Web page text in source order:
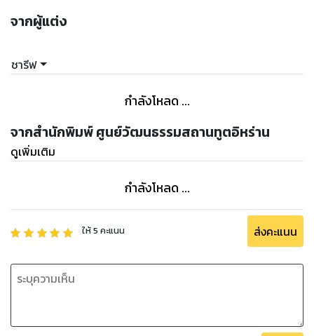
จากผู้แต่ง
ชารีฟ
กำลังโหลด ...
จากสำนักพิมพ์ ศูนย์วัฒนธรรมสถานทูตอิหร่าน
ดูเพิ่มเติม
กำลังโหลด ...
ให้5 คะแนน ส่งคะแนน